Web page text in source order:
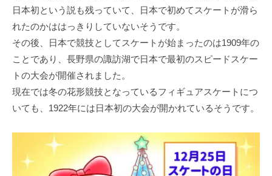
日本初という説も残っていて、日本で初めてスケートが滑ら
れたのかははっきりしていないそうです。
その後、日本で競技としてスケートが始まったのは1909年の
ことであり、長野県の諏訪湖で日本で最初のスピードスケー
トの大会が開催されました。
現在では冬の花形競技となっているフィギュアスケートにつ
いても、1922年には日本初の大会が開かれているそうです。